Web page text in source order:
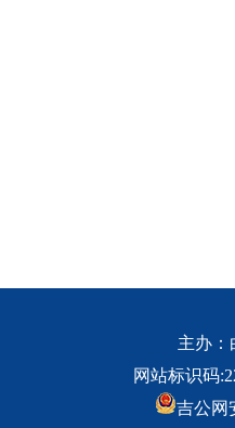
主办：
网站标识码
吉公网